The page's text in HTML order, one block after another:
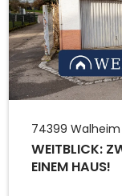
74399 Walheim
WEITBLICK:
EINEM HAUS!